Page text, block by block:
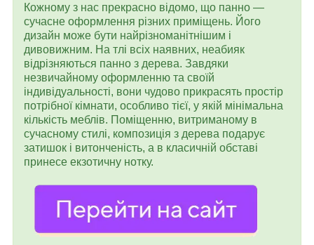
Кожному з нас прекрасно відомо, що панно —
сучасне оформлення різних приміщень. Його
дизайн може бути найрізноманітнішим і
дивовижним. На тлі всіх наявних, неабияк
відрізняються панно з дерева. Завдяки
незвичайному оформленню та своїй
індивідуальності, вони чудово прикрасять простір
потрібної кімнати, особливо тієї, у якій мінімальна
кількість меблів. Поміщенню, витриманому в
сучасному стилі, композиція з дерева подарує
затишок і витонченість, а в класичній обставі
принесе екзотичну нотку.